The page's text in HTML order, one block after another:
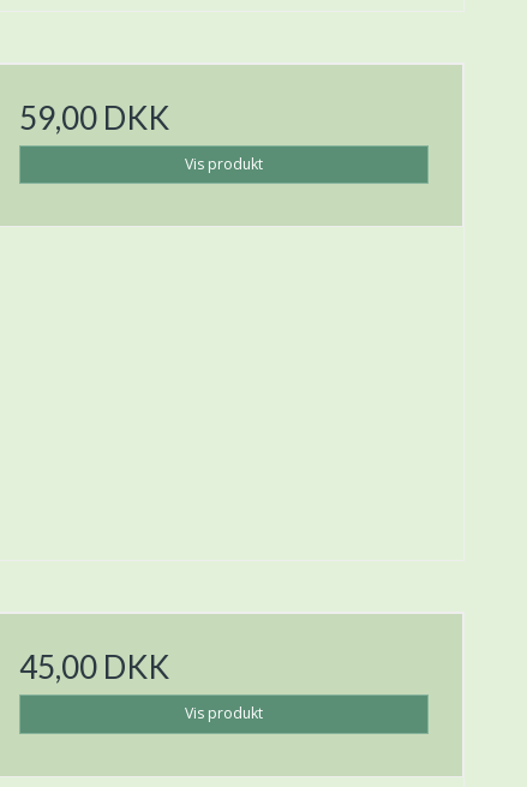
59,00 DKK
Vis produkt
45,00 DKK
Vis produkt